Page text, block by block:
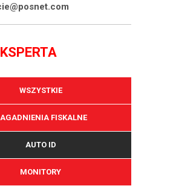
WSZYSTKIE
FISKALNE
AUTO ID
MONITORY